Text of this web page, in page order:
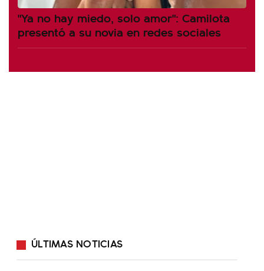
"Ya no hay miedo, solo amor": Camilota
presentó a su novia en redes sociales
ÚLTIMAS NOTICIAS